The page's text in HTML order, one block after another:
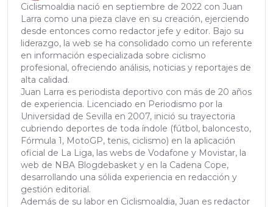
Ciclismoaldia nació en septiembre de 2022 con Juan
Larra como una pieza clave en su creación, ejerciendo
desde entonces como redactor jefe y editor. Bajo su
liderazgo, la web se ha consolidado como un referente
en información especializada sobre ciclismo
profesional, ofreciendo análisis, noticias y reportajes de
alta calidad.
Juan Larra es periodista deportivo con más de 20 años
de experiencia. Licenciado en Periodismo por la
Universidad de Sevilla en 2007, inició su trayectoria
cubriendo deportes de toda índole (fútbol, baloncesto,
Fórmula 1, MotoGP, tenis, ciclismo) en la aplicación
oficial de La Liga, las webs de Vodafone y Movistar, la
web de NBA Blogdebasket y en la Cadena Cope,
desarrollando una sólida experiencia en redacción y
gestión editorial.
Además de su labor en Ciclismoaldia, Juan es redactor